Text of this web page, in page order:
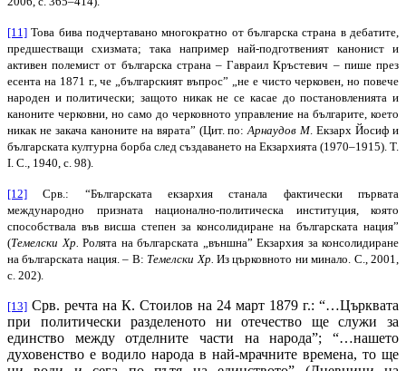
[11] Това бива подчертавано многократно от българска страна в дебатите,
предшестващи схизмата; така например най-подготвеният канонист и
активен полемист от българска страна – Гавраил Кръстевич – пише през
есента на 1871 г., че „българският въпрос” „не е чисто черковен, но повече
народен и политически; защото никак не се касае до постановленията и
каноните черковни, но само до черковното управление на българите, което
никак не закача каноните на вярата” (Цит. по:Арнаудов М. Екзарх Йосиф и
българската културна борба след създаването на Екзархията (1970–1915). Т.
I. С., 1940, с. 98).
[12] Срв.: “Българската екзархия станала фактически първата
международно призната национално-политическа институция, която
способствала във висша степен за консолидиране на българската нация”
(Темелски Хр. Ролята на българската „външна” Екзархия за консолидиране
на българската нация. – В: Темелски Хр. Из църковното ни минало. С., 2001,
с. 202).
[13] Срв. речта на К. Стоилов на 24 март 1879 г.: “…Църквата
при политически разделеното ни отечество ще служи за
единство между отделните части на народа”; “…нашето
духовенство е водило народа в най-мрачните времена, то ще